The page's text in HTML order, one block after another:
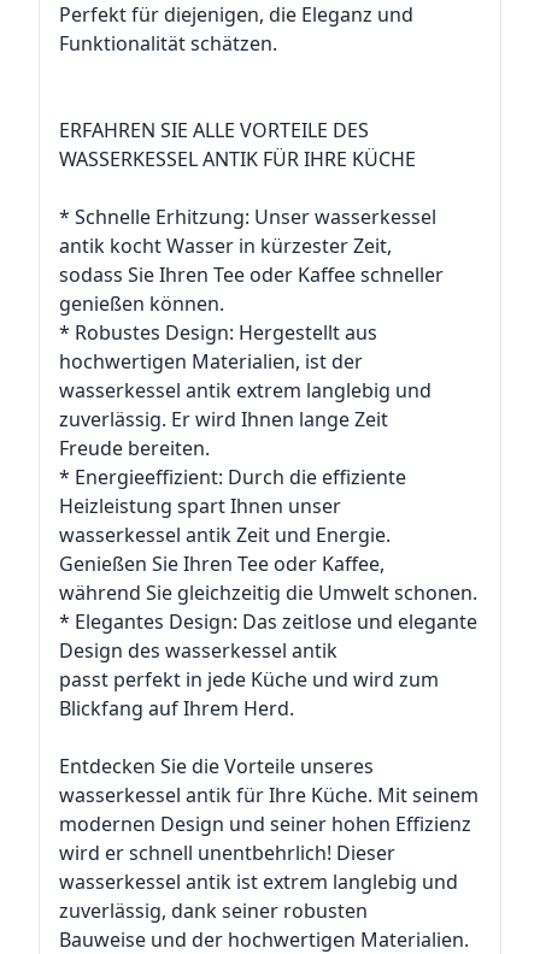
Perfekt für diejenigen, die Eleganz und
Funktionalität schätzen.
ERFAHREN SIE ALLE VORTEILE DES
WASSERKESSEL ANTIK FÜR IHRE KÜCHE
* Schnelle Erhitzung: Unser wasserkessel
antik kocht Wasser in kürzester Zeit,
sodass Sie Ihren Tee oder Kaffee schneller
genießen können.
* Robustes Design: Hergestellt aus
hochwertigen Materialien, ist der
wasserkessel antik extrem langlebig und
zuverlässig. Er wird Ihnen lange Zeit
Freude bereiten.
* Energieeffizient: Durch die effiziente
Heizleistung spart Ihnen unser
wasserkessel antik Zeit und Energie.
Genießen Sie Ihren Tee oder Kaffee,
während Sie gleichzeitig die Umwelt schonen.
* Elegantes Design: Das zeitlose und elegante
Design des wasserkessel antik
passt perfekt in jede Küche und wird zum
Blickfang auf Ihrem Herd.
Entdecken Sie die Vorteile unseres
wasserkessel antik für Ihre Küche. Mit seinem
modernen Design und seiner hohen Effizienz
wird er schnell unentbehrlich! Dieser
wasserkessel antik ist extrem langlebig und
zuverlässig, dank seiner robusten
Bauweise und der hochwertigen Materialien.